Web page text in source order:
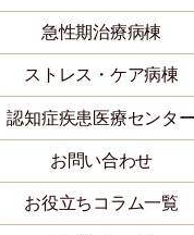
急性期治療病棟
ストレス・ケア病棟
認知症疾患医療センター
お問い合わせ
お役立ちコラム一覧